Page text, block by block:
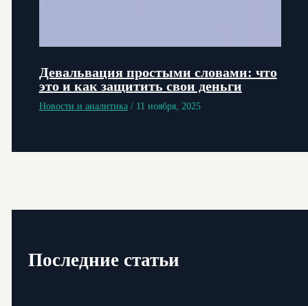
Последние статьи
Девальвация простыми словами: что
это и как защитить свои деньги
Новости и аналитика/ 11 ноября, 2025